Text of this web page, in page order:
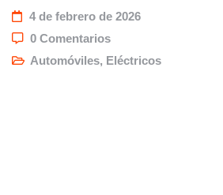
4 de febrero de 2026
0 Comentarios
Automóviles, Eléctricos